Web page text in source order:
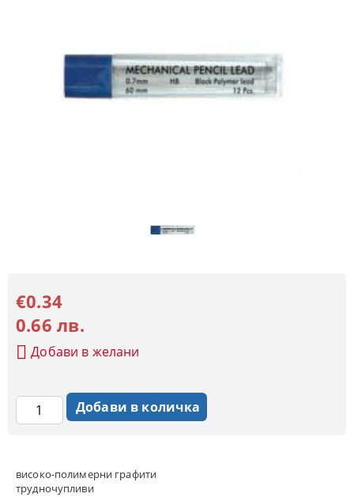
високо-полимерни графити
трудночупливи
€0.34
0.66 лв.
Добави в желани